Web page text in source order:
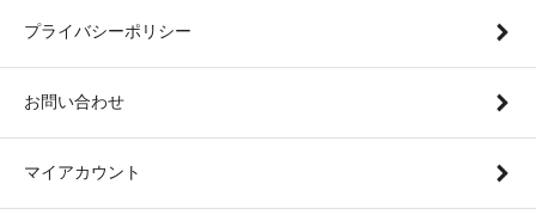
プライバシーポリシー
お問い合わせ
マイアカウント